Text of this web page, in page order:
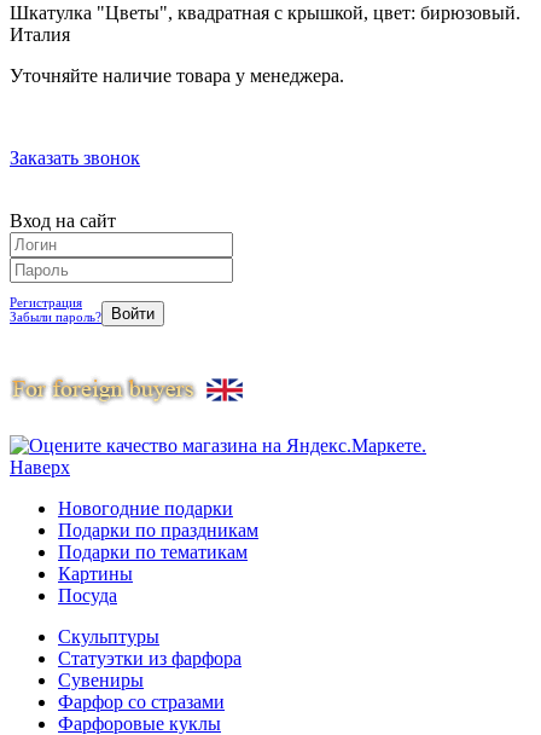
Шкатулка "Цветы", квадратная с крышкой, цвет: бирюзовый.
Италия
Уточняйте наличие товара у менеджера.
Заказать звонок
Вход на сайт
Регистрация
Забыли пароль?
Наверх
Новогодние подарки
Подарки по праздникам
Подарки по тематикам
Картины
Посуда
Скульптуры
Статуэтки из фарфора
Сувениры
Фарфор со стразами
Фарфоровые куклы